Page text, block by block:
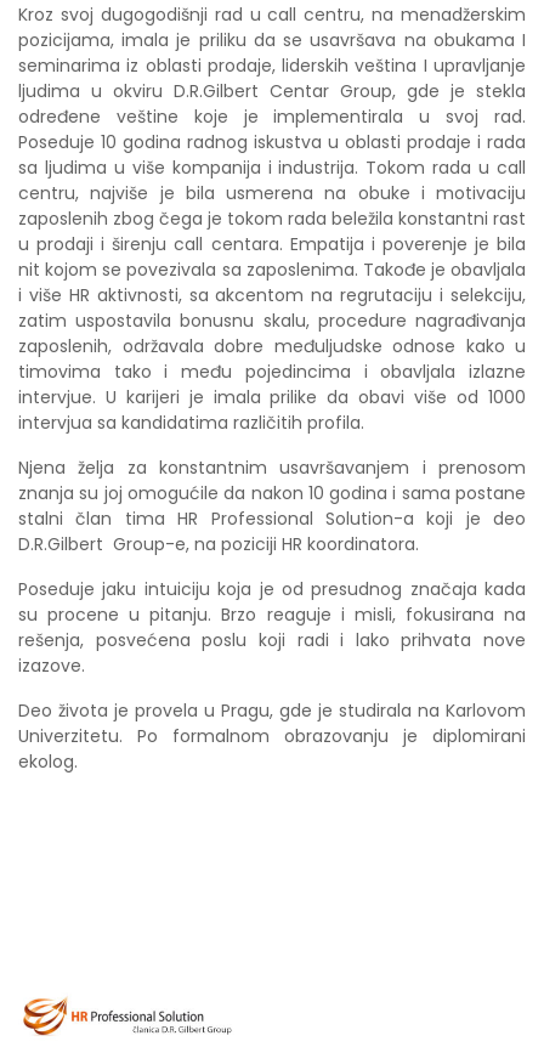
Kroz svoj dugogodišnji rad u call centru, na menadžerskim
pozicijama, imala je priliku da se usavršava na obukama I
seminarima iz oblasti prodaje, liderskih veština I upravljanje
ljudima u okviru D.R.Gilbert Centar Group, gde je stekla
određene veštine koje je implementirala u svoj rad.
Poseduje 10 godina radnog iskustva u oblasti prodaje i rada
sa ljudima u više kompanija i industrija. Tokom rada u call
centru, najviše je bila usmerena na obuke i motivaciju
zaposlenih zbog čega je tokom rada beležila konstantni rast
u prodaji i širenju call centara. Empatija i poverenje je bila
nit kojom se povezivala sa zaposlenima. Takođe je obavljala
i više HR aktivnosti, sa akcentom na regrutaciju i selekciju,
zatim uspostavila bonusnu skalu, procedure nagrađivanja
zaposlenih, održavala dobre međuljudske odnose kako u
timovima tako i među pojedincima i obavljala izlazne
intervjue. U karijeri je imala prilike da obavi više od 1000
intervjua sa kandidatima različitih profila.
Njena želja za konstantnim usavršavanjem i prenosom
znanja su joj omogućile da nakon 10 godina i sama postane
stalni član tima HR Professional Solution-a koji je deo
D.R.Gilbert Group-e, na poziciji HR koordinatora.
Poseduje jaku intuiciju koja je od presudnog značaja kada
su procene u pitanju. Brzo reaguje i misli, fokusirana na
rešenja, posvećena poslu koji radi i lako prihvata nove
izazove.
Deo života je provela u Pragu, gde je studirala na Karlovom
Univerzitetu. Po formalnom obrazovanju je diplomirani
ekolog.